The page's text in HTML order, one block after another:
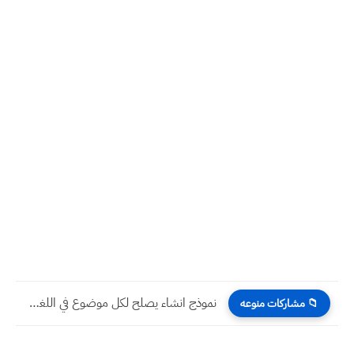
📁 مشاركات منوعه نموذج انشاء يصلح لكل موضوع في اللغة العربية ضمان الدرجة...